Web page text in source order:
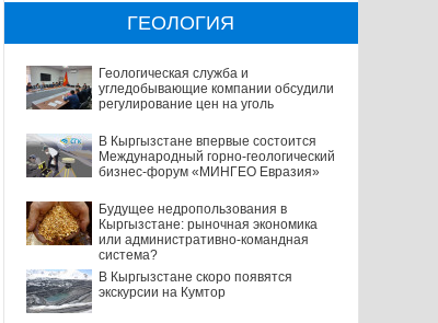
ГЕОЛОГИЯ
Геологическая служба и
угледобывающие компании обсудили
регулирование цен на уголь
В Кыргызстане впервые состоится
Международный горно-геологический
бизнес-форум «МИНГЕО Евразия»
Будущее недропользования в
Кыргызстане: рыночная экономика
или административно-командная
система?
В Кыргызстане скоро появятся
экскурсии на Кумтор